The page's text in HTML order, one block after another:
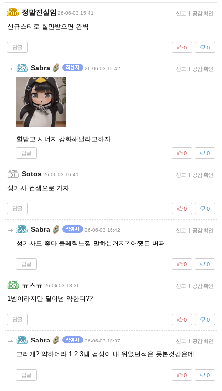
정말진실임 26-06-03 15:41 신고 | 공감 확인
신규스티로 힐만받으면 완벽
답글 0
0
Sabra 26-06-03 15:42 신고 | 공감 확인
힐받고 시너지 강화해달라고하자
답글 0
0
Sotos 26-06-03 16:41 신고 | 공감 확인
성기사 컨셉으로 가자
답글 0
0
Sabra 26-06-03 16:42 신고 | 공감 확인
성기사도 좋다 클레릭느낌 말하는거지? 어쨋든 버퍼
답글 0
0
ㅠㅅㅠ 26-06-03 18:36 신고 | 공감 확인
1넴이라지만 딜이넘 약한디??
답글 0
0
Sabra 26-06-03 18:37 신고 | 공감 확인
그러게? 약하더라 1.2.3넴 검성이 내 위였던적은 못본것같은데
답글 0
0